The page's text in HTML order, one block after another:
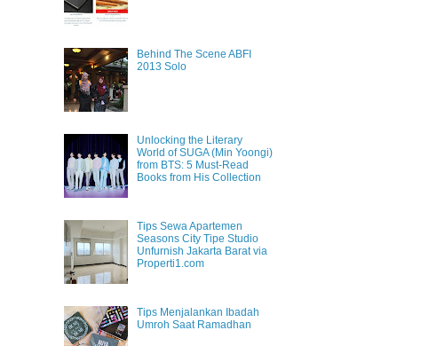
Behind The Scene ABFI
2013 Solo
Unlocking the Literary
World of SUGA (Min Yoongi)
from BTS: 5 Must-Read
Books from His Collection
Tips Sewa Apartemen
Seasons City Tipe Studio
Unfurnish Jakarta Barat via
Properti1.com
Tips Menjalankan Ibadah
Umroh Saat Ramadhan